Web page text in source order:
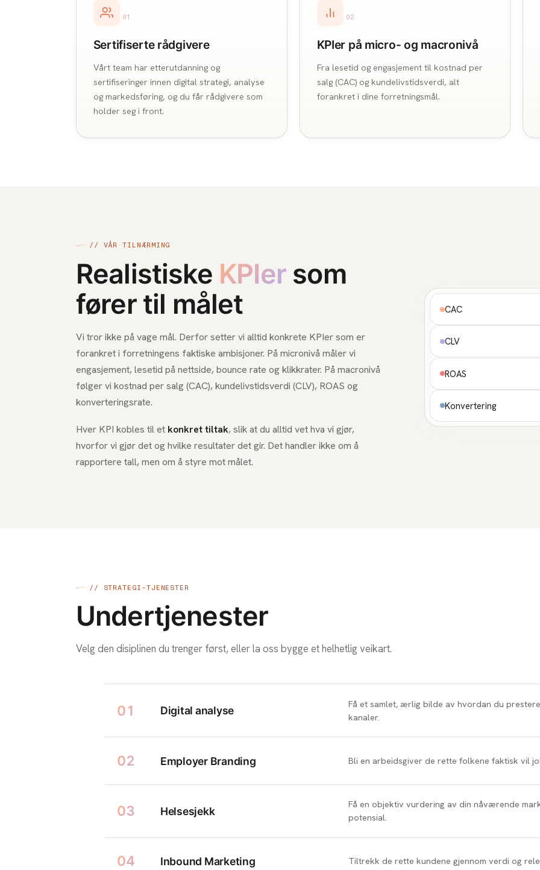
01
Sertifiserte rådgivere
Vårt team har etterutdanning og
sertifiseringer innen digital strategi, analyse
og markedsføring, og du får rådgivere som
holder seg i front.
02
KPIer på micro- og macronivå
Fra lesetid og engasjement til kostnad per
salg (CAC) og kundelivstidsverdi, alt
forankret i dine forretningsmål.
// VÅR TILNÆRMING
Realistiske KPIer som
fører til målet
Vi tror ikke på vage mål. Derfor setter vi alltid konkrete KPIer som er
forankret i forretningens faktiske ambisjoner. På micronivå måler vi
engasjement, lesetid på nettside, bounce rate og klikkrater. På macronivå
følger vi kostnad per salg (CAC), kundelivstidsverdi (CLV), ROAS og
konverteringsrate.
Hver KPI kobles til et konkret tiltak, slik at du alltid vet hva vi gjør,
hvorfor vi gjør det og hvilke resultater det gir. Det handler ikke om å
rapportere tall, men om å styre mot målet.
CAC
CLV
ROAS
Konvertering
// STRATEGI-TJENESTER
Undertjenester
Velg den disiplinen du trenger først, eller la oss bygge et helhetlig veikart.
01 Digital analyse
Få et samlet, ærlig bilde av hvordan du
kanaler.
02 Employer Branding Bli en arbeidsgiver de rette folkene faktisk vil
03 Helsesjekk
Få en objektiv vurdering av din nåværende
potensial.
04 Inbound Marketing Tiltrekk de rette kundene gjennom verdi og